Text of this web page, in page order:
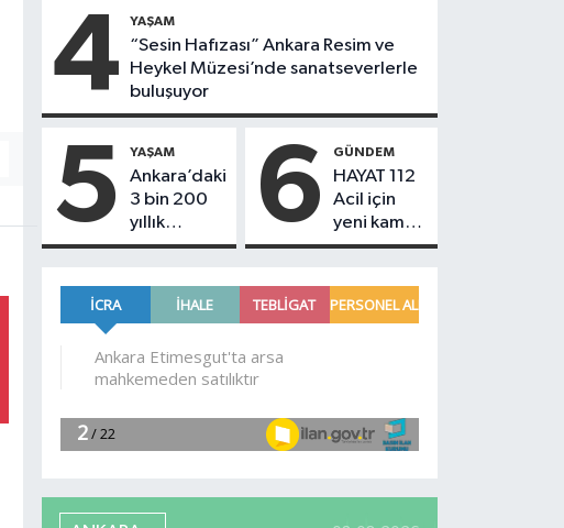
4 YAŞAM
“Sesin Hafızası” Ankara Resim ve
Heykel Müzesi’nde sanatseverlerle
buluşuyor
5 YAŞAM
Ankara’daki
3 bin 200
yıllık
tümülüsün
çıktı!
6 GÜNDEM
HAYAT 112
Acil için
yeni kamu
spotu
Tek tuşla
ihbar